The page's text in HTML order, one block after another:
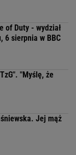
of Duty - wydział
6 sierpnia w BBC
"Myślę, że
Jej mąż